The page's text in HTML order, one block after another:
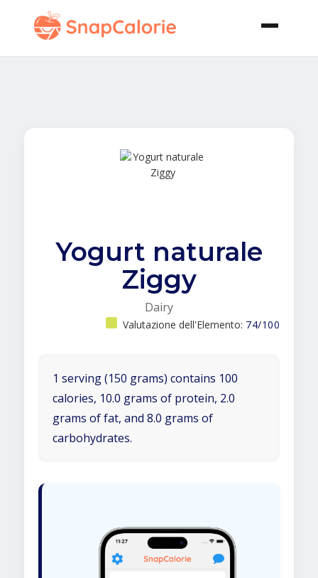
Yogurt naturale
Ziggy
Dairy
Valutazione dell'Elemento: 74/100
1 serving (150 grams) contains 100
calories, 10.0 grams of protein, 2.0
grams of fat, and 8.0 grams of
carbohydrates.